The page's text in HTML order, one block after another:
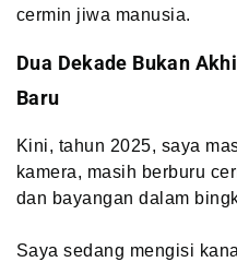
cermin jiwa manusia.
Dua Dekade Bukan
Baru
Kini, tahun 2025, saya
kamera, masih berburu
dan bayangan dalam
Saya sedang mengisi